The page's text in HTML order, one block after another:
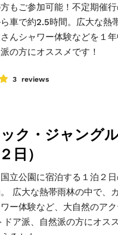
もご参加可能！不定期催
車で約2.5時間。広大な熱
んシャワー体験などを１
の方にオススメです！
3 reviews
ク・ジャング
日）
立公園に宿泊する１泊２
広大な熱帯雨林の中で、
ー体験など、大自然のア
ドア派、自然派の方にオス